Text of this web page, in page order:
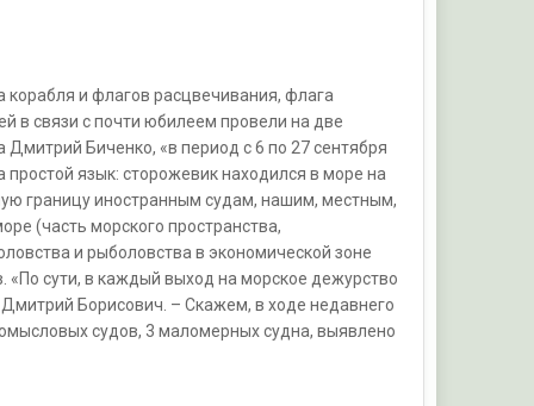
и флагов расцвечивания, флага
в связи с почти юбилеем провели на две
Биченко, «в период с 6 по 27 сентября
язык: сторожевик находился в море на
границу иностранным судам, нашим, местным,
(часть морского пространства,
и рыболовства в экономической зоне
«По сути, в каждый выход на морское дежурство
Борисович. – Скажем, в ходе недавнего
судов, 3 маломерных судна, выявлено